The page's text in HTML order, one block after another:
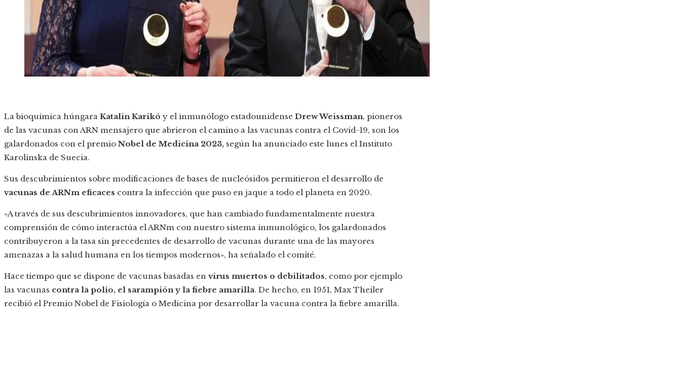
La bioquímica húngara Katalin Karikó y el inmunólogo estadounidense Drew Weissman, pioneros
de las vacunas con ARN mensajero que abrieron el camino a las vacunas contra el Covid-19, son los
galardonados con el premio Nobel de Medicina 2023, según ha anunciado este lunes el Instituto
Karolinska de Suecia.
Sus descubrimientos sobre modificaciones de bases de nucleósidos permitieron el desarrollo de
vacunas de ARNm eficaces contra la infección que puso en jaque a todo el planeta en 2020.
«A través de sus descubrimientos innovadores, que han cambiado fundamentalmente nuestra
comprensión de cómo interactúa el ARNm con nuestro sistema inmunológico, los galardonados
contribuyeron a la tasa sin precedentes de desarrollo de vacunas durante una de las mayores
amenazas a la salud humana en los tiempos modernos», ha señalado el comité.
Hace tiempo que se dispone de vacunas basadas en virus muertos o debilitados, como por ejemplo
las vacunas contra la polio, el sarampión y la fiebre amarilla. De hecho, en 1951, Max Theiler
recibió el Premio Nobel de Fisiología o Medicina por desarrollar la vacuna contra la fiebre amarilla.